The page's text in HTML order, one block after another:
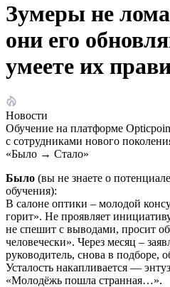
Зумеры не
они его
умеете их
Новости
Обучение на платформе
с сотрудниками нового
«Было → Стало»
Было (вы не знаете о
обучения):
В салоне оптики – молодой
горит». Не проявляет
не спешит с выводами, просит
человечески». Через месяц –
руководитель, снова в подборе,
Усталость накапливается —
«Молодёжь пошла странная…».